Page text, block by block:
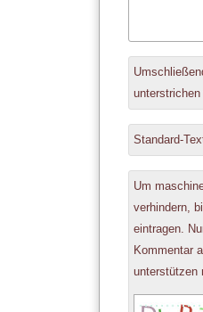
Antwort
unterstrichen
Standard-
Um
verhindern,
eintragen.
Kommentar
unterstützen